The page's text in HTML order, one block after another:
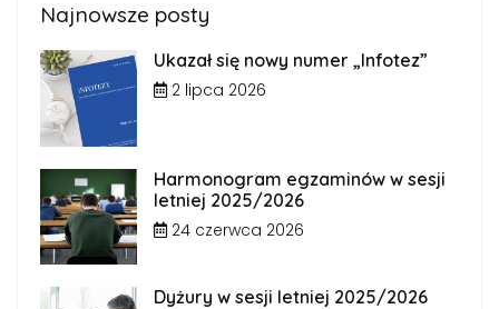
Najnowsze posty
Ukazał się nowy numer „Infotez”
2 lipca 2026
Harmonogram egzaminów w sesji
letniej 2025/2026
24 czerwca 2026
Dyżury w sesji letniej 2025/2026